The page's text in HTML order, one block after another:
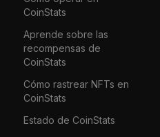
CoinStats
Aprende sobre las
recompensas de
CoinStats
Cómo rastrear NFTs en
CoinStats
Estado de CoinStats